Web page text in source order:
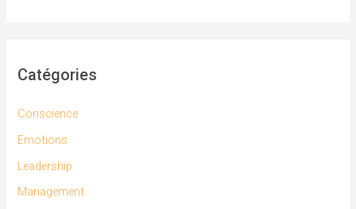
Catégories
Conscience
Emotions
Leadership
Management